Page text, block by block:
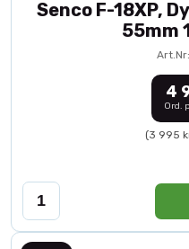
Senco F-18XP,
55mm
4
Ord.
(3 995